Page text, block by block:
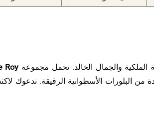
والجمال الخالد. تحمل مجموعة Roy
البلورات الأسطوانية الرقيقة. ندعوك